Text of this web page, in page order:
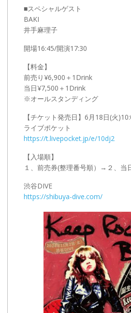
■スペシャルゲスト
BAKI
井手麻理子
開場16:45/開演17:30
【料金】
前売り¥6,900＋1Drink
当日¥7,500＋1Drink
※オールスタンディング
【チケット発売日】6月18日(火
ライブポケット
https://t.livepocket.jp/e/10dj2
【入場順】
１、前売券(整理番号順）→２、当
渋谷DIVE
https://shibuya-dive.com/